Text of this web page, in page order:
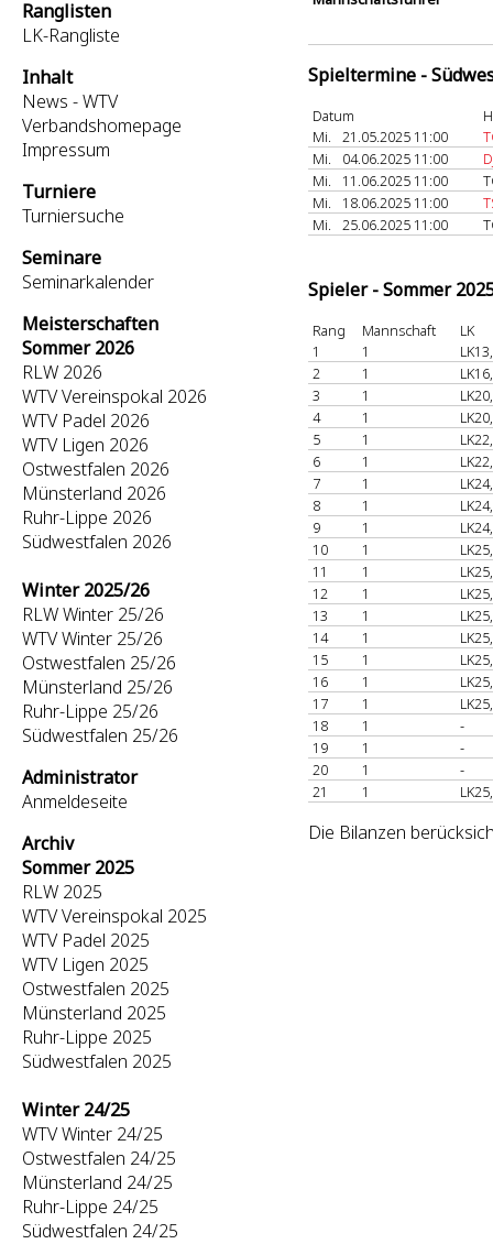
Ranglisten
LK-Rangliste
Inhalt
News - WTV
Verbandshomepage
Impressum
Turniere
Turniersuche
Seminare
Seminarkalender
Meisterschaften
Sommer 2026
RLW 2026
WTV Vereinspokal 2026
WTV Padel 2026
WTV Ligen 2026
Ostwestfalen 2026
Münsterland 2026
Ruhr-Lippe 2026
Südwestfalen 2026
Winter 2025/26
RLW Winter 25/26
WTV Winter 25/26
Ostwestfalen 25/26
Münsterland 25/26
Ruhr-Lippe 25/26
Südwestfalen 25/26
Administrator
Anmeldeseite
Archiv
Sommer 2025
RLW 2025
WTV Vereinspokal 2025
WTV Padel 2025
WTV Ligen 2025
Ostwestfalen 2025
Münsterland 2025
Ruhr-Lippe 2025
Südwestfalen 2025
Winter 24/25
WTV Winter 24/25
Ostwestfalen 24/25
Münsterland 24/25
Ruhr-Lippe 24/25
Südwestfalen 24/25
Spieltermine -
Datum
Mi.
21.05.2025 11:00
Mi.
04.06.2025 11:00
Mi.
11.06.2025 11:00
Mi.
18.06.2025 11:00
Mi.
25.06.2025 11:00
Spieler - Sommer
Rang Mannschaft
LK
1
1
2
1
3
1
4
1
5
1
6
1
7
1
8
1
9
1
10
1
11
1
12
1
13
1
14
1
15
1
16
1
17
1
18
1
-
19
1
-
20
1
-
21
1
Die Bilanzen